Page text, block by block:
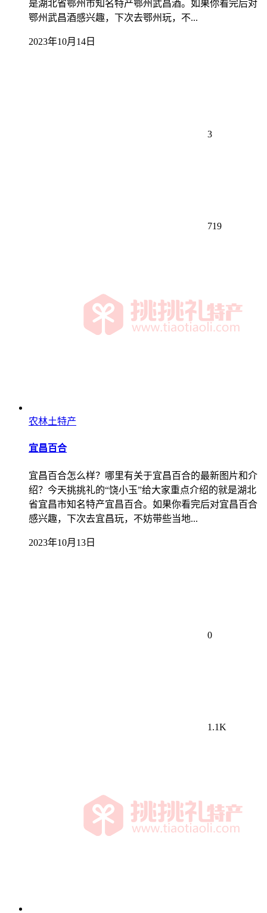
是湖北省鄂州市知名特产鄂州武昌酒。如果你看完后对
鄂州武昌酒感兴趣，下次去鄂州玩，不...
2023年10月14日
3
719
农林土特产
宜昌百合
宜昌百合怎么样？哪里有关于宜昌百合的最新图片和介
绍？今天挑挑礼的“饶小玉”给大家重点介绍的就是湖北
省宜昌市知名特产宜昌百合。如果你看完后对宜昌百合
感兴趣，下次去宜昌玩，不妨带些当地...
2023年10月13日
0
1.1K